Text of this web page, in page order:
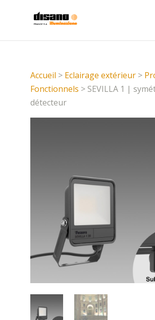
Accueil > Eclairage extérieur>
Fonctionnels > SEVILLA 1 |
détecteur